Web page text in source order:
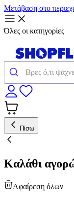
Μετάβαση στο
Όλες οι κατηγορίες
Πίσω
Καλάθι
Αφαίρεση όλων